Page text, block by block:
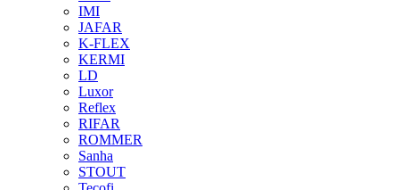
IMI
JAFAR
K-FLEX
KERMI
LD
Luxor
Reflex
RIFAR
ROMMER
Sanha
STOUT